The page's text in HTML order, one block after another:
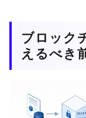
ブロック
えるべき